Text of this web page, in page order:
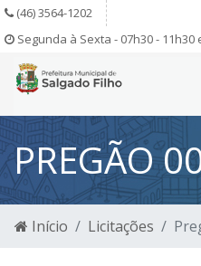
(46) 3564-1202
Segunda à Sexta - 07h30 - 11h30
PREGÃO
Início Licitações